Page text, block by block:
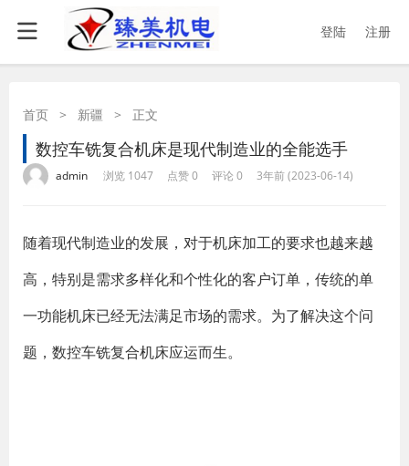
登陆 注册
首页 > 新疆 > 正文
数控车铣复合机床是现代制造业的全能选手
admin 浏览 1047 点赞 0 评论 0 3年前 (2023-06-14)
随着现代制造业的发展，对于机床加工的要求也越来越
高，特别是需求多样化和个性化的客户订单，传统的单
一功能机床已经无法满足市场的需求。为了解决这个问
题，数控车铣复合机床应运而生。